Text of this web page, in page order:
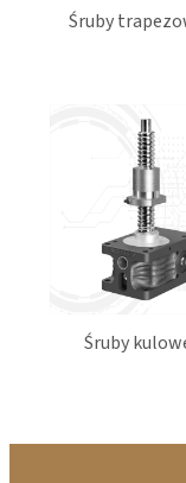
Przekładnia
Śruby
Śruby